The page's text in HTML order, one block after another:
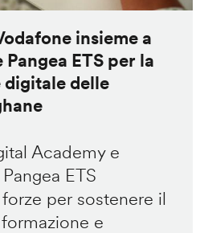
insieme a
ETS per la
delle
Academy e
ETS
per sostenere il
e